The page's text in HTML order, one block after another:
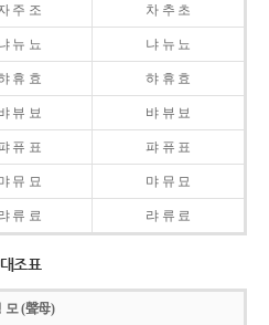
주 조 차 추 초
뉴 뇨 냐 뉴 뇨
휴 효 햐 휴 효
뷰 뵤 뱌 뷰 뵤
퓨 표 퍄 퓨 표
뮤 묘 먀 뮤 묘
류 료 랴 류 료
조표
모 (聲母)